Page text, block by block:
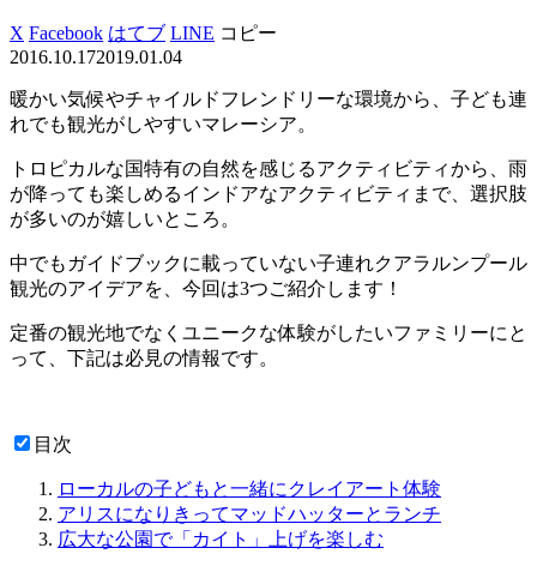
X Facebook はてブ LINE コピー
2016.10.172019.01.04
暖かい気候やチャイルドフレンドリーな環境から、子ども連
れでも観光がしやすいマレーシア。
トロピカルな国特有の自然を感じるアクティビティから、雨
が降っても楽しめるインドアなアクティビティまで、選択肢
が多いのが嬉しいところ。
中でもガイドブックに載っていない子連れクアラルンプール
観光のアイデアを、今回は3つご紹介します！
定番の観光地でなくユニークな体験がしたいファミリーにと
って、下記は必見の情報です。
目次
ローカルの子どもと一緒にクレイアート体験
アリスになりきってマッドハッターとランチ
広大な公園で「カイト」上げを楽しむ